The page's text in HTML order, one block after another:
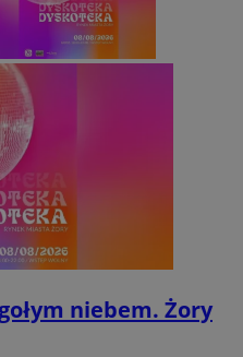
niebem. Żory